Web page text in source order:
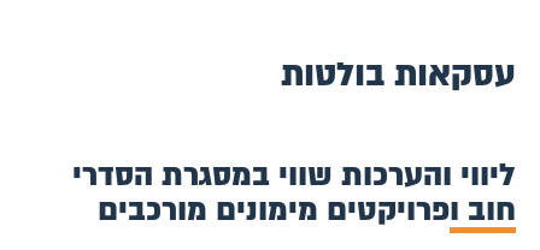
עסקאות בולטות
ליווי והערכות שווי במסגרת הסדרי
חוב ופרויקטים מימונים מורכבים